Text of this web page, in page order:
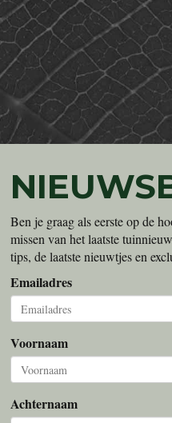
Ben je graag als eerste op de
missen van het laatste
tips, de laatste nieuwtjes en
Emailadres
Voornaam
Achternaam